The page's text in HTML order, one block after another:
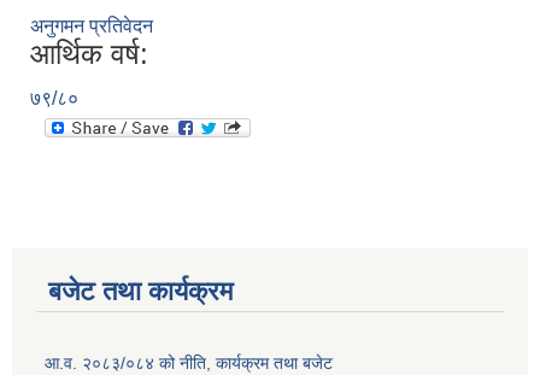
अनुगमन प्रतिवेदन
आर्थिक वर्ष:
७९/८०
बजेट तथा कार्यक्रम
आ.व. २०८३/०८४ को नीति, कार्यक्रम तथा बजेट